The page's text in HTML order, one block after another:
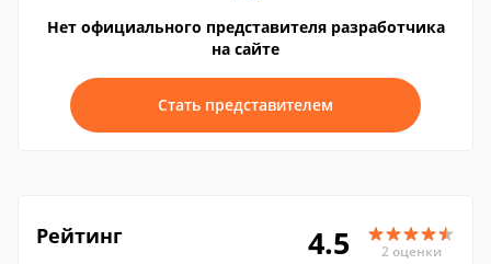
Нет официального представителя разработчика
на сайте
Стать представителем
Рейтинг 4.5 2 оценки